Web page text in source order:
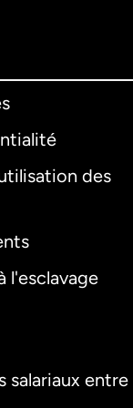
des
l'esclavage
salariaux entre